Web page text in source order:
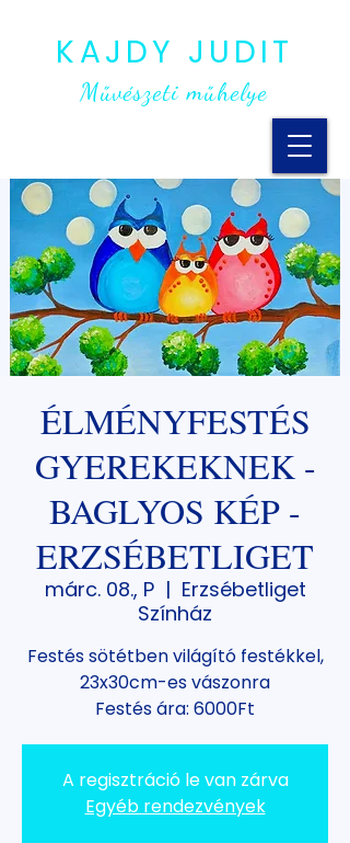
KAJDY JUDIT
Művészeti műhelye
ÉLMÉNYFESTÉS
GYEREKEKNEK -
BAGLYOS KÉP -
ERZSÉBETLIGET
márc. 08., P
  |
Erzsébetliget
Színház
Festés sötétben világító festékkel,
23x30cm-es vászonra
Festés ára: 6000Ft
A regisztráció le van zárva
Egyéb rendezvények